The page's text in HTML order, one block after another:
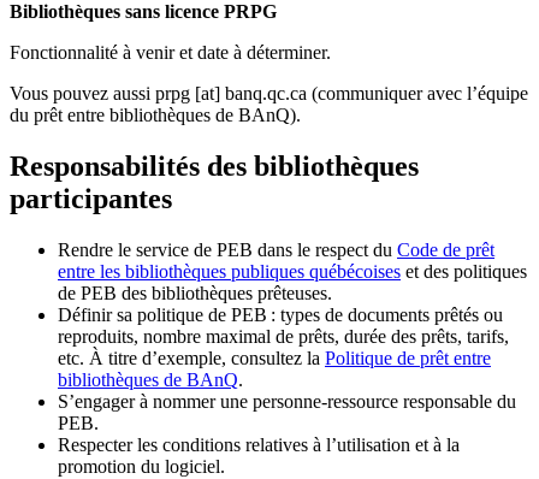
Bibliothèques sans licence PRPG
Fonctionnalité à venir et date à déterminer.
Vous pouvez aussi prpg [at] banq.qc.ca (communiquer avec l’équipe
du prêt entre bibliothèques de BAnQ).
Responsabilités des bibliothèques
participantes
Rendre le service de PEB dans le respect du Code de prêt
entre les bibliothèques publiques québécoises et des politiques
de PEB des bibliothèques prêteuses.
Définir sa politique de PEB : types de documents prêtés ou
reproduits, nombre maximal de prêts, durée des prêts, tarifs,
etc. À titre d’exemple, consultez la Politique de prêt entre
bibliothèques de BAnQ.
S’engager à nommer une personne-ressource responsable du
PEB.
Respecter les conditions relatives à l’utilisation et à la
promotion du logiciel.